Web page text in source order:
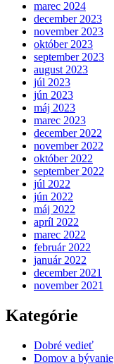
marec 2024
december 2023
november 2023
október 2023
september 2023
august 2023
júl 2023
jún 2023
máj 2023
marec 2023
december 2022
november 2022
október 2022
september 2022
júl 2022
jún 2022
máj 2022
apríl 2022
marec 2022
február 2022
január 2022
december 2021
november 2021
Kategórie
Dobré vedieť
Domov a bývanie